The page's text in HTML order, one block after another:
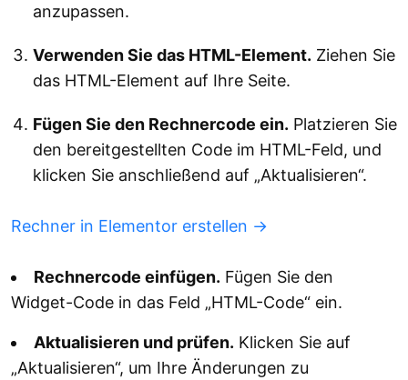
anzupassen.
Verwenden Sie das HTML-Element. Ziehen Sie
das HTML-Element auf Ihre Seite.
Fügen Sie den Rechnercode ein. Platzieren Sie
den bereitgestellten Code im HTML-Feld, und
klicken Sie anschließend auf „Aktualisieren“.
Rechner in Elementor erstellen →
Rechnercode einfügen. Fügen Sie den
Widget-Code in das Feld „HTML-Code“ ein.
Aktualisieren und prüfen. Klicken Sie auf
„Aktualisieren“, um Ihre Änderungen zu